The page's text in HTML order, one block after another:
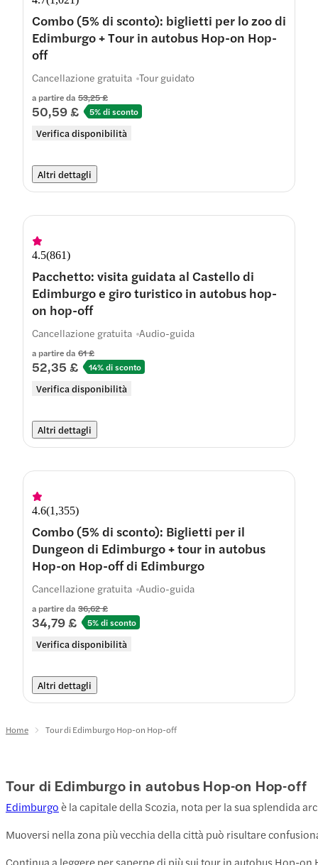
Combo (5% di sconto): biglietti per lo zoo di
Edimburgo + Tour in autobus Hop-on Hop-
off
a partire da 53,25 £
50,59 £ 5% di sconto
Verifica disponibilità
Cancellazione gratuita Tour guidato
Altri dettagli
4.5(861)
Pacchetto: visita guidata al Castello di
Edimburgo e giro turistico in autobus hop-
on hop-off
a partire da 61 £
52,35 £ 14% di sconto
Verifica disponibilità
Cancellazione gratuita Audio-guida
Altri dettagli
4.6(1,355)
Combo (5% di sconto): Biglietti per il
Dungeon di Edimburgo + tour in autobus
Hop-on Hop-off di Edimburgo
a partire da 36,62 £
34,79 £ 5% di sconto
Verifica disponibilità
Cancellazione gratuita Audio-guida
Altri dettagli
Home Tour di Edimburgo Hop-on Hop-off
Tour di Edimburgo in autobus Hop-on Hop-off
Edimburgoè la capitale della Scozia, nota per la sua splendida
Muoversi nella zona più vecchia della città può risultare